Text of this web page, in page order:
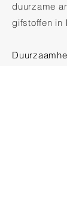
duurzame
gifstoffen in